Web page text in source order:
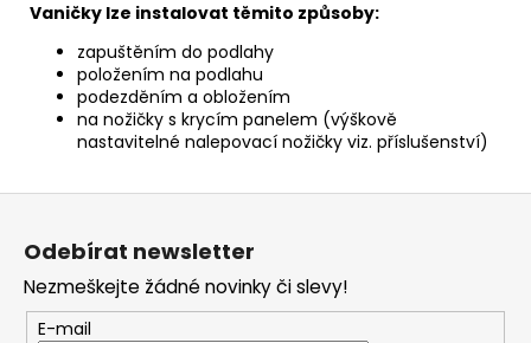
Vaničky lze instalovat těmito způsoby:
zapuštěním do podlahy
položením na podlahu
podezděním a obložením
na nožičky s krycím panelem (výškově
nastavitelné nalepovací nožičky viz. příslušenství)
Odebírat newsletter
Nezmeškejte žádné novinky či slevy!
E-mail